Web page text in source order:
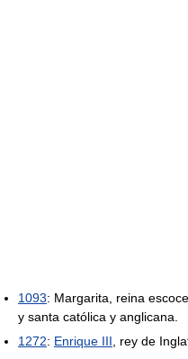
1093: Margarita, reina
y santa católica y anglicana.
1272: Enrique III, rey de